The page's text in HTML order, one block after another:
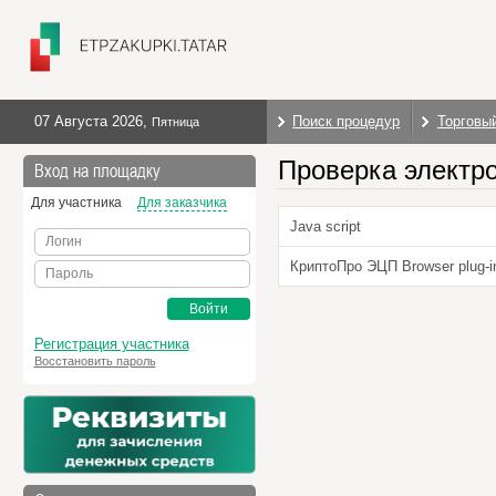
07 Августа 2026, Пятница Поиск процедур
Вход на площадку
Для участника Для заказчика
Логин
Пароль
Войти
Регистрация участника
Восстановить пароль
Проверка
Java script
КриптоПро ЭЦП Browser plug-